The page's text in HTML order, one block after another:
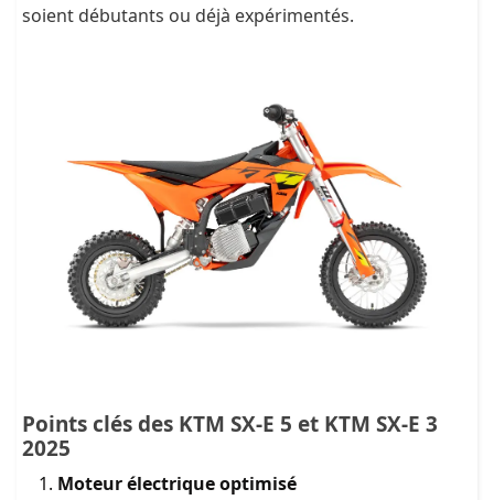
soient débutants ou déjà expérimentés.
Points clés des KTM SX-E 5 et KTM SX-E 3
2025
Moteur électrique optimisé